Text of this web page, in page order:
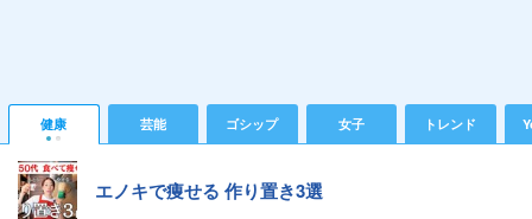
健康 芸能 ゴシップ 女子 トレンド
エノキで痩せる 作り置き3選